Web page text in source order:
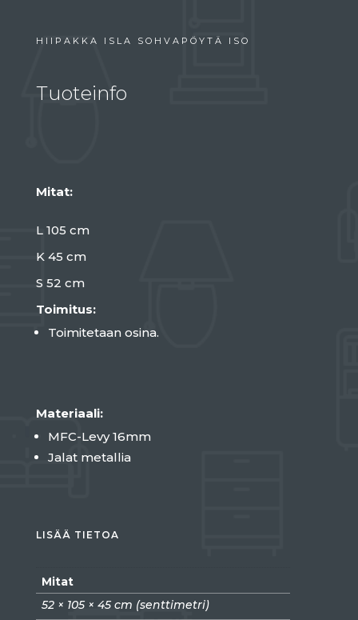
HIIPAKKA ISLA SOHVAPÖYTÄ ISO
Tuoteinfo
Mitat:
L 105 cm
K 45 cm
S 52 cm
Toimitus:
Toimitetaan osina.
Materiaali:
MFC-Levy 16mm
Jalat metallia
LISÄÄ TIETOA
Mitat
52 × 105 × 45 cm (senttimetri)